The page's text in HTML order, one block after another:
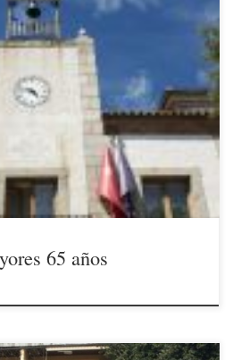
El Escorial entregará una mascarilla
de 65 años empadronados en el
en el anuncio del Ayuntamiento que
web o en este enlace. La JUNTA
65 años